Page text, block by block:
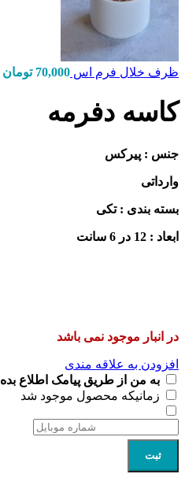
ظرف خلال فرم اس 70,000 تومان
کاسه دفرمه
جنس : پیرکس
وارداتی
بسته بندی : تکی
ابعاد : 12 در 6 سانت
در انبار موجود نمی باشد
افزودن به علاقه مندی
به من از طریق پیامک اطلاع بده
زمانیکه محصول موجود شد
ثبت